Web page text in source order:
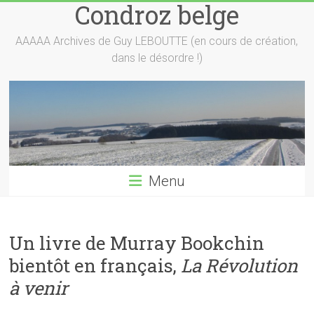
content
Condroz belge
AAAAA Archives de Guy LEBOUTTE (en cours de création,
dans le désordre !)
Menu
Un livre de Murray Bookchin
bientôt en français, La Révolution
à venir